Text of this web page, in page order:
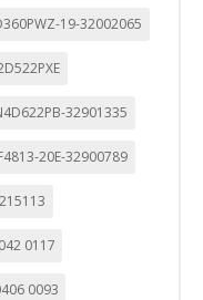
19-32002065
32901335
20E-32900789
0117
0093